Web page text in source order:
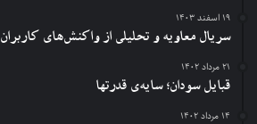
۱۹ اسفند ۱۴۰۳
سریال معاویه و تحلیلی از واکنش‌های
۲۱ مرداد ۱۴۰۲
قبایل سودان؛ سایه‌ی قدرتها
۱۴ مرداد ۱۴۰۲